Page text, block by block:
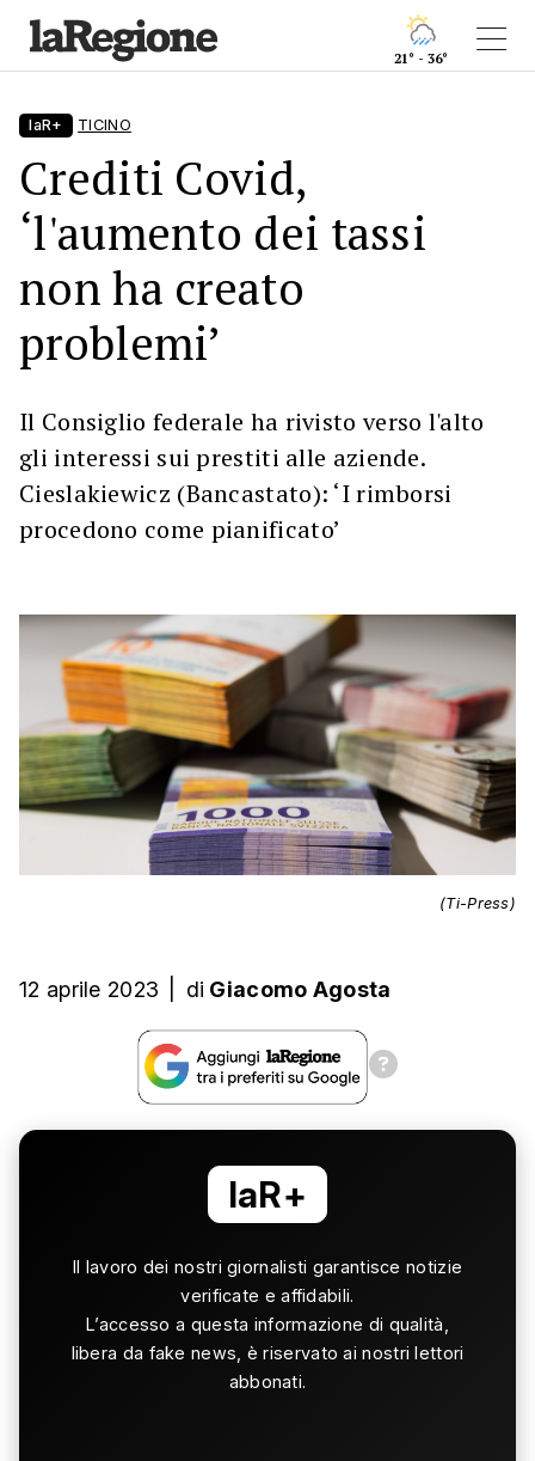
21° - 36°
laR+ TICINO
Crediti Covid,
‘l'aumento dei tassi
non ha creato
problemi’
Il Consiglio federale ha rivisto verso l'alto
gli interessi sui prestiti alle aziende.
Cieslakiewicz (Bancastato): ‘I rimborsi
procedono come pianificato’
(Ti-Press)
12 aprile 2023 di Giacomo Agosta
laR+
Il lavoro dei nostri giornalisti garantisce notizie
verificate e affidabili.
L’accesso a questa informazione di qualità,
libera da fake news, è riservato ai nostri lettori
abbonati.